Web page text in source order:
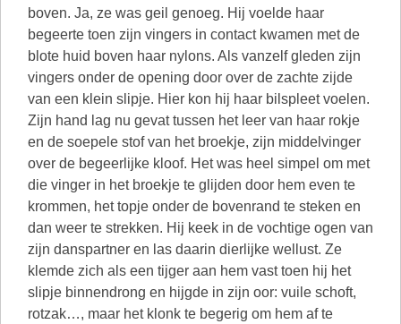
boven. Ja, ze was geil genoeg. Hij voelde haar
begeerte toen zijn vingers in contact kwamen met de
blote huid boven haar nylons. Als vanzelf gleden zijn
vingers onder de opening door over de zachte zijde
van een klein slipje. Hier kon hij haar bilspleet voelen.
Zijn hand lag nu gevat tussen het leer van haar rokje
en de soepele stof van het broekje, zijn middelvinger
over de begeerlijke kloof. Het was heel simpel om met
die vinger in het broekje te glijden door hem even te
krommen, het topje onder de bovenrand te steken en
dan weer te strekken. Hij keek in de vochtige ogen van
zijn danspartner en las daarin dierlijke wellust. Ze
klemde zich als een tijger aan hem vast toen hij het
slipje binnendrong en hijgde in zijn oor: vuile schoft,
rotzak…, maar het klonk te begerig om hem af te